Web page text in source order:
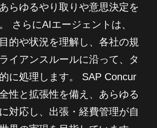
らゆるやり取りや意思決定を
さらにAIエージェントは、
的や状況を理解し、各社の規
イアンスルールに沿って、タ
に処理します。 SAP Concur
性と拡張性を備え、あらゆる
対応し、出張・経費管理が自